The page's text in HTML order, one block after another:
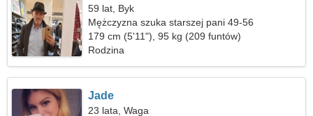
59 lat, Byk
Mężczyzna szuka starszej pani 49-56
179 cm (5'11"), 95 kg (209 funtów)
Rodzina
Jade
23 lata, Waga